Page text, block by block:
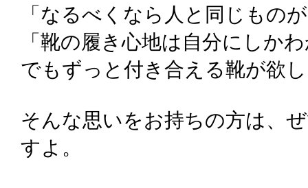
「なるべくなら人と同じもの
「靴の履き心地は自分にしか
でもずっと付き合える靴が欲
そんな思いをお持ちの方は、
すよ。